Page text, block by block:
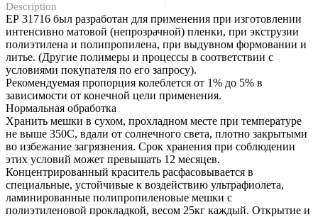
Description
ЕР 31716 был разработан для применения при изготовлении
интенсивно матовой (непрозрачной) пленки, при экструзии
полиэтилена и полипропилена, при выдувном формовании и
литье. (Другие полимеры и процессы в соответствии с
условиями покупателя по его запросу).
Рекомендуемая пропорция колеблется от 1% до 5% в
зависимости от конечной цели применения.
Нормальная обработка
Хранить мешки в сухом, прохладном месте при температуре
не выше 350С, вдали от солнечного света, плотно закрытыми
во избежание загрязнения. Срок хранения при соблюдении
этих условий может превышать 12 месяцев.
Концентрированный краситель расфасовывается в
специальные, устойчивые к воздействию ультрафиолета,
ламинированные полипропиленовые мешки с
полиэтиленовой прокладкой, весом 25кг каждый. Открытие и